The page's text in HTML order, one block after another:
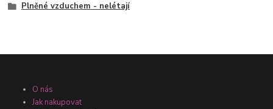
Plněné vzduchem - nelétají
O nás
Jak nakupovat